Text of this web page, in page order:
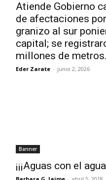
Atiende Gobierno
de afectaciones
granizo al sur
capital; se
millones de
Eder Zarate - junio 2, 2026
Banner
¡¡¡Aguas con el